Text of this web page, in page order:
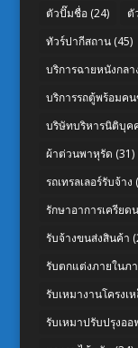
ตัวปั๊มชื่อ(24) ตั
ทัวร์ปากีสถาน(45)
บริการฉายหนังกลา
บริการรถตู้พร้อมค
บริษัทบริหารนิติบุค
ผ้าต่วนพาหุรัด (31)
รถเทรลเลอร์รับจ้าง
รักษาอาการเครีย
รับจ้างขนส่งสินค้า
รับตกแต่งภายในภ
รับเหมางานโครงเ
รับเหมาปรับปรุงอ